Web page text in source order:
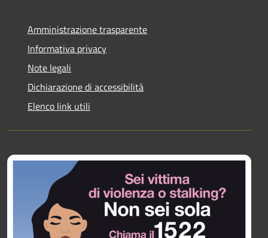
Amministrazione trasparente
Informativa privacy
Note legali
Dichiarazione di accessibilità
Elenco link utili